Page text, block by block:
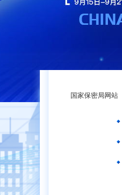
国家保密局网站